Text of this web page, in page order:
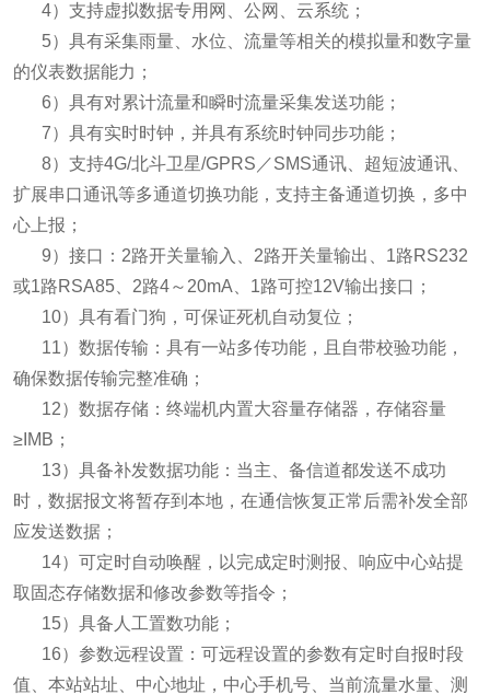
4）支持虚拟数据专用网、公网、云系统；
5）具有采集雨量、水位、流量等相关的模拟量和数字量
的仪表数据能力；
6）具有对累计流量和瞬时流量采集发送功能；
7）具有实时时钟，并具有系统时钟同步功能；
8）支持4G/北斗卫星/GPRS／SMS通讯、超短波通讯、
扩展串口通讯等多通道切换功能，支持主备通道切换，多中
心上报；
9）接口：2路开关量输入、2路开关量输出、1路RS232
或1路RSA85、2路4～20mA、1路可控12V输出接口；
10）具有看门狗，可保证死机自动复位；
11）数据传输：具有一站多传功能，且自带校验功能，
确保数据传输完整准确；
12）数据存储：终端机内置大容量存储器，存储容量
≥IMB；
13）具备补发数据功能：当主、备信道都发送不成功
时，数据报文将暂存到本地，在通信恢复正常后需补发全部
应发送数据；
14）可定时自动唤醒，以完成定时测报、响应中心站提
取固态存储数据和修改参数等指令；
15）具备人工置数功能；
16）参数远程设置：可远程设置的参数有定时自报时段
值、本站站址、中心地址，中心手机号、当前流量水量、测